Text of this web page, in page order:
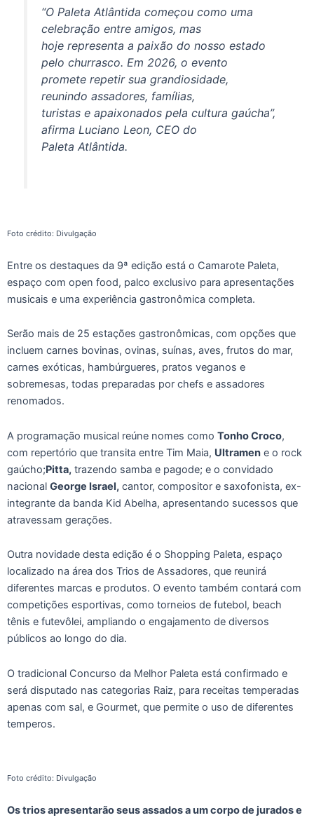
“O Paleta Atlântida começou como uma
celebração entre amigos, mas
hoje representa a paixão do nosso estado
pelo churrasco. Em 2026, o evento
promete repetir sua grandiosidade,
reunindo assadores, famílias,
turistas e apaixonados pela cultura gaúcha”,
afirma Luciano Leon, CEO do
Paleta Atlântida.
Foto crédito: Divulgação
Entre os destaques da 9ª edição está o Camarote Paleta,
espaço com open food, palco exclusivo para apresentações
musicais e uma experiência gastronômica completa.
Serão mais de 25 estações gastronômicas, com opções que
incluem carnes bovinas, ovinas, suínas, aves, frutos do mar,
carnes exóticas, hambúrgueres, pratos veganos e
sobremesas, todas preparadas por chefs e assadores
renomados.
A programação musical reúne nomes como Tonho Croco,
com repertório que transita entre Tim Maia, Ultramen e o rock
gaúcho;Pitta, trazendo samba e pagode; e o convidado
nacional George Israel, cantor, compositor e saxofonista, ex-
integrante da banda Kid Abelha, apresentando sucessos que
atravessam gerações.
Outra novidade desta edição é o Shopping Paleta, espaço
localizado na área dos Trios de Assadores, que reunirá
diferentes marcas e produtos. O evento também contará com
competições esportivas, como torneios de futebol, beach
tênis e futevôlei, ampliando o engajamento de diversos
públicos ao longo do dia.
O tradicional Concurso da Melhor Paleta está confirmado e
será disputado nas categorias Raiz, para receitas temperadas
apenas com sal, e Gourmet, que permite o uso de diferentes
temperos.
Foto crédito: Divulgação
Os trios apresentarão seus assados a um corpo de jurados e